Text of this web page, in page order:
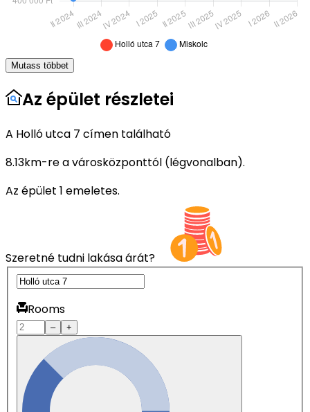
Mutass többet
Az épület részletei
A Holló utca 7 címen található
8.13km-re a városközponttól (légvonalban).
Az épület 1 emeletes.
Szeretné tudni lakása árát?
Rooms
– +